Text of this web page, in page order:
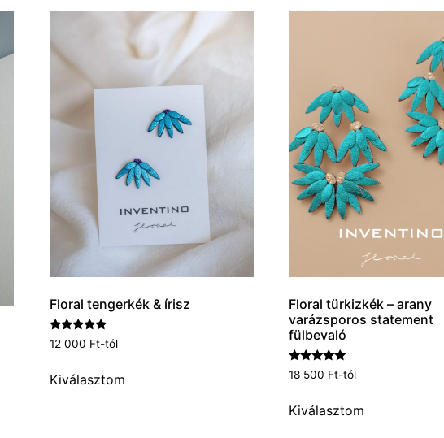
Floral tengerkék & írisz
Értékelés:
5.00
12 000 Ft-tól
Kiválasztom
Floral türkizkék – arany
varázsporos statement
fülbevaló
Értékelés:
5.00
18 500 Ft-tól
Kiválasztom